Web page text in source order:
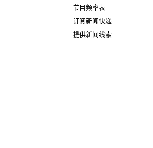
节目频率表
订阅新闻快递
提供新闻线索